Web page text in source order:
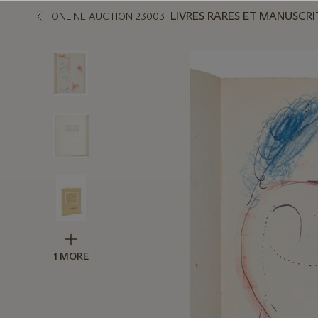
ONLINE AUCTION 23003 LIVRES RARES ET
1 MORE